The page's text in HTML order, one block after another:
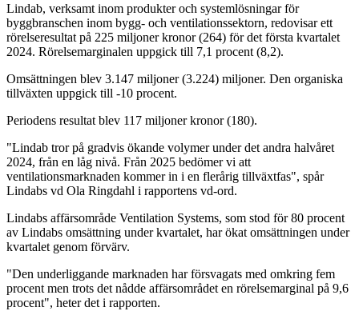
Lindab, verksamt inom produkter och systemlösningar för
byggbranschen inom bygg- och ventilationssektorn, redovisar ett
rörelseresultat på 225 miljoner kronor (264) för det första kvartalet
2024. Rörelsemarginalen uppgick till 7,1 procent (8,2).
Omsättningen blev 3.147 miljoner (3.224) miljoner. Den organiska
tillväxten uppgick till -10 procent.
Periodens resultat blev 117 miljoner kronor (180).
"Lindab tror på gradvis ökande volymer under det andra halvåret
2024, från en låg nivå. Från 2025 bedömer vi att
ventilationsmarknaden kommer in i en flerårig tillväxtfas", spår
Lindabs vd Ola Ringdahl i rapportens vd-ord.
Lindabs affärsområde Ventilation Systems, som stod för 80 procent
av Lindabs omsättning under kvartalet, har ökat omsättningen under
kvartalet genom förvärv.
"Den underliggande marknaden har försvagats med omkring fem
procent men trots det nådde affärsområdet en rörelsemarginal på 9,6
procent", heter det i rapporten.